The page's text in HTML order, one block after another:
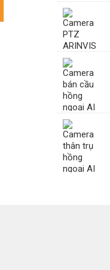
LUF số lượng